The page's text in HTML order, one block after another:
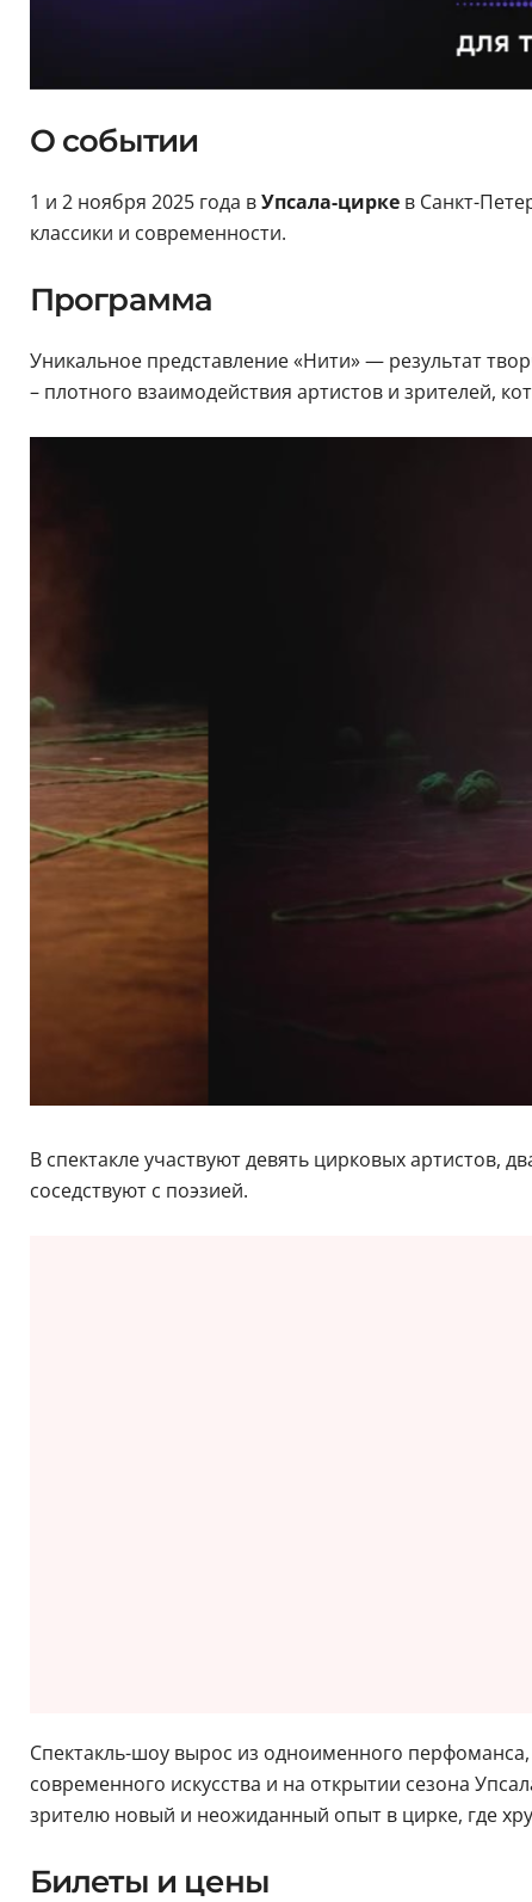
О событии
1 и 2 ноября 2025 года вУпсала-циркев Санкт-
классики и современности.
Программа
Уникальное представление «Нити» — результат
– плотного взаимодействия артистов и зрителей,
В спектакле участвуют девять цирковых артистов,
соседствуют с поэзией.
Спектакль-шоу вырос из одноименного
современного искусства и на открытии сезона
зрителю новый и неожиданный опыт в цирке, где
Билеты и цены